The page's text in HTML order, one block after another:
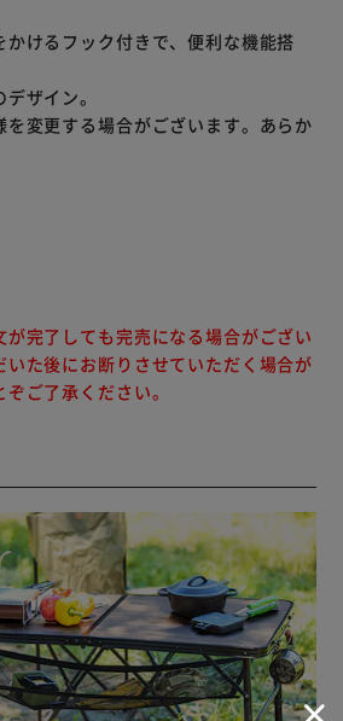
かけるフック付きで、便利な機能搭
ザイン。
変更する場合がございます。あらか
完了しても完売になる場合がござい
いた後にお断りさせていただく場合が
ご了承ください。